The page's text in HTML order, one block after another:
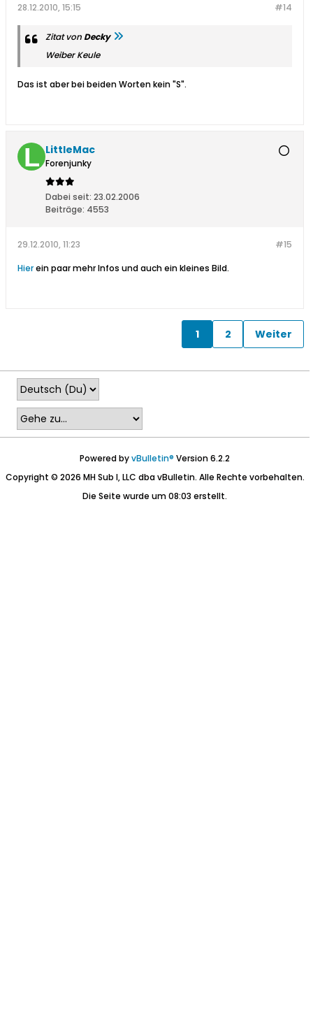
#14
28.12.2010, 15:15
Zitat vonDecky
Weiber Keule
Das ist aber bei beiden Worten kein "S".
LittleMac
Forenjunky
Dabei seit: 23.02.2006
Beiträge: 4553
#15
29.12.2010, 11:23
Hierein paar mehr Infos und auch ein kleines Bild.
1 2 Weiter
Powered byvBulletin® Version 6.2.2
Copyright © 2026 MH Sub I, LLC dba vBulletin. Alle Rechte vorbehalten.
Die Seite wurde um 08:03 erstellt.